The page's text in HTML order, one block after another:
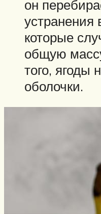
он
устранения
которые
общую
того, ягоды
оболочки.